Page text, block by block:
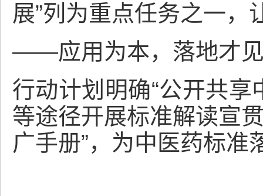
展”列为重点任务之一，
——应用为本，落地才
行动计划明确“公开共
等途径开展标准解读宣
广手册”，为中医药标准